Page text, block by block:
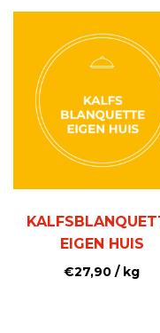
EIGEN HUIS
€27,90 / kg